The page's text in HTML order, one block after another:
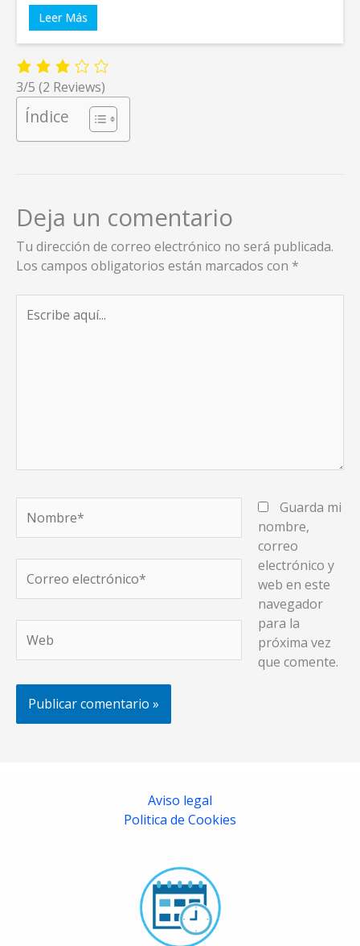
Leer Más
3/5 (2 Reviews)
Índice
Deja un comentario
Tu dirección de correo electrónico no será publicada.
Los campos obligatorios están marcados con *
aquí...
electrónico*
Guarda mi
nombre,
correo
electrónico y
web en este
navegador
para la
próxima vez
que comente.
Aviso legal
Politica de Cookies